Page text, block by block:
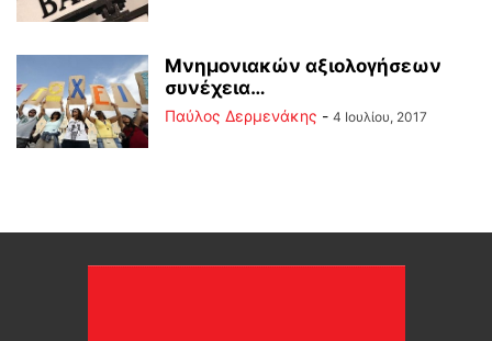
Μνημονιακών αξιολογήσεων
συνέχεια…
Παύλος Δερμενάκης - 4 Ιουλίου, 2017